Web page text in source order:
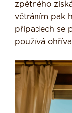
zpětného
větráním pak
případech se
používá